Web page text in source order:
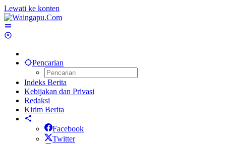
Lewati ke konten
Pencarian
Indeks Berita
Kebijakan dan Privasi
Redaksi
Kirim Berita
Facebook
Twitter